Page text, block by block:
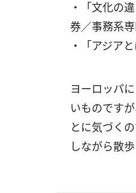
・「文化の
券／事務系専
・「アジア
ヨーロッパ
いものです
とに気づく
しながら散